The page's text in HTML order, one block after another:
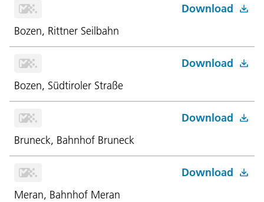
Download
Bozen, Rittner Seilbahn
Download
Bozen, Südtiroler Straße
Download
Bruneck, Bahnhof Bruneck
Download
Meran, Bahnhof Meran